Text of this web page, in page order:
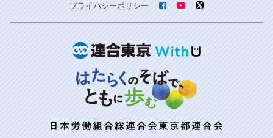
プライバシーポリシー
日本労働組合総連合会東京都連合会